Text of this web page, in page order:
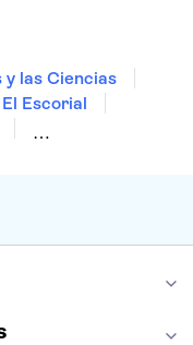
las Ciencias
El Escorial